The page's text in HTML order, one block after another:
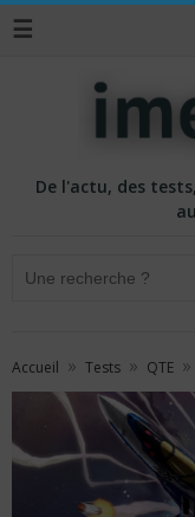
☰
De l'actu, des
Accueil » Tests » QTE »